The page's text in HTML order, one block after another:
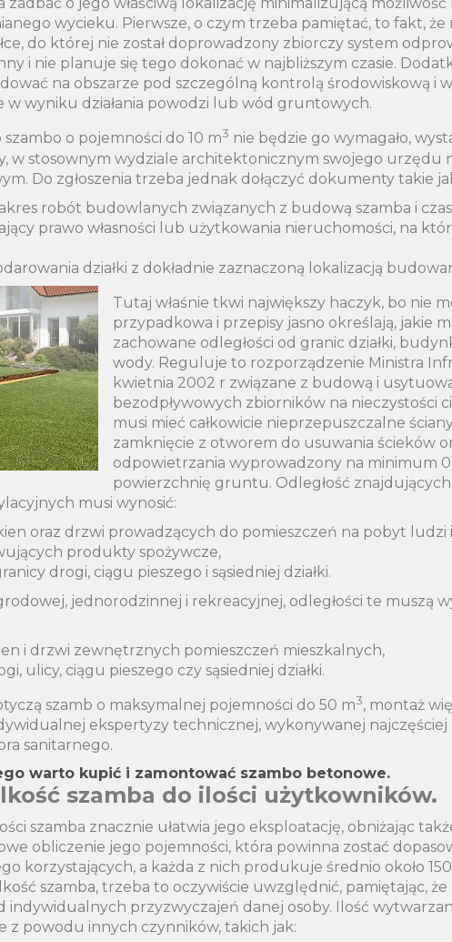
wycieku. Pierwsze, o czym trzeba pamiętać, to fakt, że
do której nie został doprowadzony zbiorczy system
i nie planuje się tego dokonać w najbliższym czasie.
na obszarze pod szczególną kontrolą środowiskową i
w wyniku działania powodzi lub wód gruntowych.
o pojemności do 10 m3 nie będzie go wymagało,
w stosownym wydziale architektonicznym swojego urzędu
Do zgłoszenia trzeba jednak dołączyć dokumenty takie
robót budowlanych związanych z budową szamba i
prawo własności lub użytkowania nieruchomości, na
działki z dokładnie zaznaczoną lokalizacją
Tutaj właśnie tkwi największy haczyk, bo nie
przypadkowa i przepisy jasno określają, jakie
zachowane odległości od granic działki,
wody. Reguluje to rozporządzenie Ministra
kwietnia 2002 r związane z budową i
bezodpływowych zbiorników na nieczystości
musi mieć całkowicie nieprzepuszczalne
zamknięcie z otworem do usuwania ścieków
odpowietrzania wyprowadzony na minimum
powierzchnię gruntu. Odległość znajdujących
musi wynosić:
oraz drzwi prowadzących do pomieszczeń na pobyt ludzi
produkty spożywcze,
drogi, ciągu pieszego i sąsiedniej działki.
jednorodzinnej i rekreacyjnej, odległości te muszą
i drzwi zewnętrznych pomieszczeń mieszkalnych,
ulicy, ciągu pieszego czy sąsiedniej działki.
szamb o maksymalnej pojemności do 50 m3, montaż
ekspertyzy technicznej, wykonywanej najczęściej
sanitarnego.
warto kupić i zamontować szambo betonowe.
szamba do ilości użytkowników.
szamba znacznie ułatwia jego eksploatację, obniżając
obliczenie jego pojemności, która powinna zostać
korzystających, a każda z nich produkuje średnio około
szamba, trzeba to oczywiście uwzględnić, pamiętając, że
indywidualnych przyzwyczajeń danej osoby. Ilość
z powodu innych czynników, takich jak: